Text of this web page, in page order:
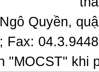
Quyền,
Fax:
"MOCST" khi